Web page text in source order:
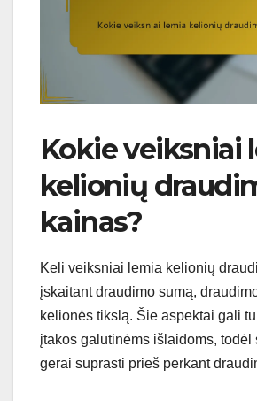
Kokie veiksniai
kelionių
kainas?
Keli veiksniai lemia kelionių
įskaitant draudimo sumą,
kelionės tikslą. Šie aspektai gali
įtakos galutinėms išlaidoms, todėl
gerai suprasti prieš perkant